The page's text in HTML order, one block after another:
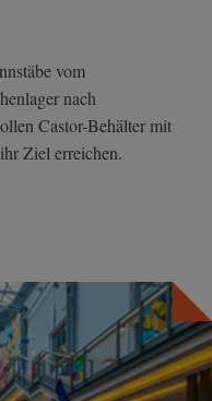
vom
nach
Castor-Behälter mit
Ziel erreichen.